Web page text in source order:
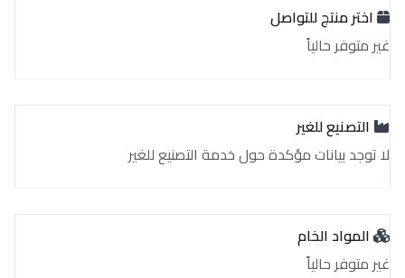
اختر منتج للتواصل
غير متوفر حالياً
التصنيع للغير
لا توجد بيانات مؤكدة حول خدمة التصنيع للغير
المواد الخام
غير متوفر حالياً